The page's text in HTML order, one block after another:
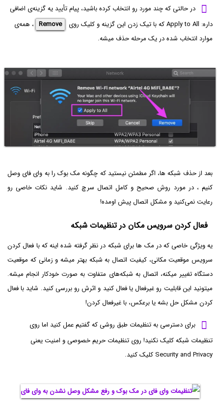
در حالتی که چند مورد رو انتخاب کرده باشید، پیام تأیید یه گزینه‌ی اضافی
داره: Apply to All که با تیک زدن این گزینه و کلیک روی
Remove ، همه‌ی
موارد انتخاب شده در یک مرحله حذف میشه.
بعد از حذف شبکه ها، اگر مطمئن نیستید که چگونه مک بوک را به وای فای وصل
کنیم ، در مورد روش صحیح و کامل اتصال سرچ کنید. شاید نکات خاصی رو
رعایت نمی‌کنید و مشکل اتصال پیش اومده!
فعال کردن سرویس مکان در تنظیمات شبکه
یه ویژگی خاصی که در مک ها برای شبکه در نظر گرفته شده اینه که با فعال کردن
سرویس موقعیت مکانی، کیفیت اتصال به شبکه بهتر میشه و زمانی که موقعیت
دستگاه تغییر میکنه، اتصال به شبکه‌های متفاوت به صورت خودکار انجام میشه.
میتونید این قابلیت رو غیرفعال یا فعال کنید و اثرش رو بررسی کنید. شاید با فعال
کردن مشکل حل بشه یا برعکس، با غیرفعال کردن!
برای دسترسی به تنظیمات طبق روشی که گفتیم عمل کنید اما روی
تنظیمات شبکه کلیک نکنید! روی تنظیمات حریم خصوصی و امنیت یعنی
Security and Privacy کلیک کنید.